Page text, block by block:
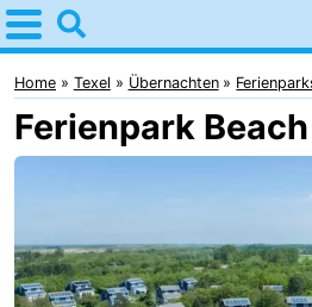
Home
Texel
Tipps
kindern
Dorfer
-
Home Texel Übernachten
Ferienpark